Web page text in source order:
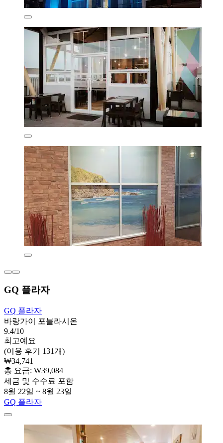
GQ 플라자
GQ 플라자
바랑가이 포블라시온
9.4/10
최고예요
(이용 후기 131개)
₩34,741
총 요금: ₩39,084
세금 및 수수료 포함
8월 22일 ~ 8월 23일
GQ 플라자